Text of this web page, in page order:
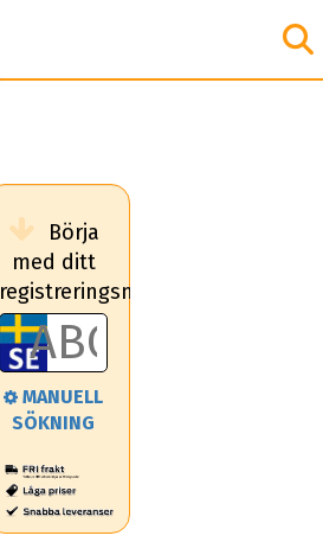
Börja
med ditt
registreringsnummer
MANUELL
SÖKNING